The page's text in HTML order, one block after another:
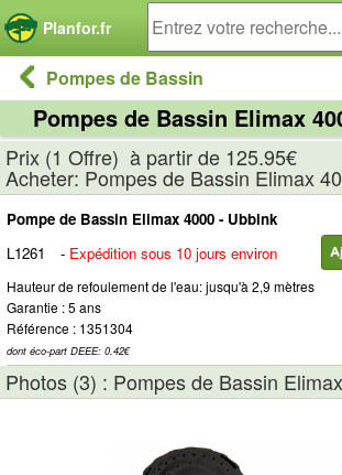
Planfor.fr
Pompes de Bassin
Pompes de Bassin Elimax
Prix (1 Offre) à partir de 125.95€
Acheter: Pompes de Bassin Elimax
Pompe de Bassin Elimax 4000 - Ubbink
L1261
- Expédition sous 10 jours environ
Hauteur de refoulement de l'eau: jusqu'à 2,9 mètres
Garantie : 5 ans
Référence : 1351304
dont éco-part DEEE: 0.42€
Photos (3) : Pompes de Bassin
Panneau de gestion des cookies